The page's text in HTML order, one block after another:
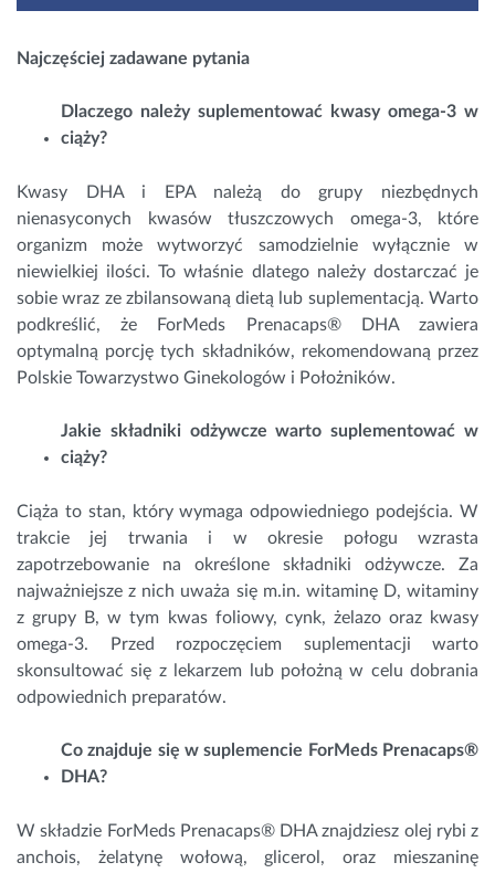
Najczęściej zadawane pytania
Dlaczego należy suplementować kwasy omega-3 w
ciąży?
Kwasy DHA i EPA należą do grupy niezbędnych
nienasyconych kwasów tłuszczowych omega-3, które
organizm może wytworzyć samodzielnie wyłącznie w
niewielkiej ilości. To właśnie dlatego należy dostarczać je
sobie wraz ze zbilansowaną dietą lub suplementacją. Warto
podkreślić, że ForMeds Prenacaps® DHA zawiera
optymalną porcję tych składników, rekomendowaną przez
Polskie Towarzystwo Ginekologów i Położników.
Jakie składniki odżywcze warto suplementować w
ciąży?
Ciąża to stan, który wymaga odpowiedniego podejścia. W
trakcie jej trwania i w okresie połogu wzrasta
zapotrzebowanie na określone składniki odżywcze. Za
najważniejsze z nich uważa się m.in. witaminę D, witaminy
z grupy B, w tym kwas foliowy, cynk, żelazo oraz kwasy
omega-3. Przed rozpoczęciem suplementacji warto
skonsultować się z lekarzem lub położną w celu dobrania
odpowiednich preparatów.
Co znajduje się w suplemencie ForMeds Prenacaps®
DHA?
W składzie ForMeds Prenacaps® DHA znajdziesz olej rybi z
anchois, żelatynę wołową, glicerol, oraz mieszaninę